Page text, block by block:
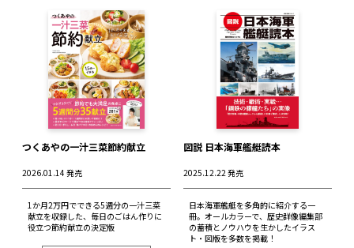
つくあやの一汁三菜節約献立
2026.01.14 発売
1か月2万円でできる5週分の一汁三菜
献立を収録した、毎日のごはん作りに
役立つ節約献立の決定版
図説 日本海軍艦艇読本
2025.12.22 発売
日本海軍艦艇を多角的に紹介する一
冊。オールカラーで、歴史群像編集部
の蓄積とノウハウを生かしたイラス
ト・図版を多数を掲載！